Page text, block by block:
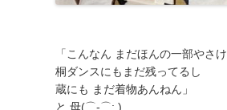
「こんなん まだほんの一部やさけ
桐ダンスにもまだ残ってるし
蔵にも まだ着物あんねん」
と 母(⌒-⌒; )